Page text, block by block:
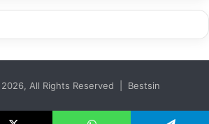
All Rights Reserved | Bestsin